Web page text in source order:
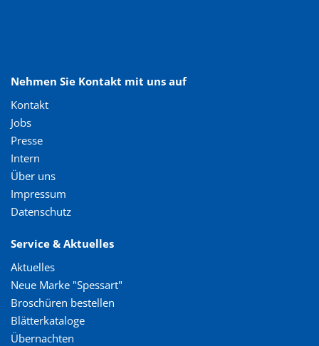
Nehmen Sie Kontakt mit uns auf
Kontakt
Jobs
Presse
Intern
Über uns
Impressum
Datenschutz
Service & Aktuelles
Aktuelles
Neue Marke "Spessart"
Broschüren bestellen
Blätterkataloge
Übernachten